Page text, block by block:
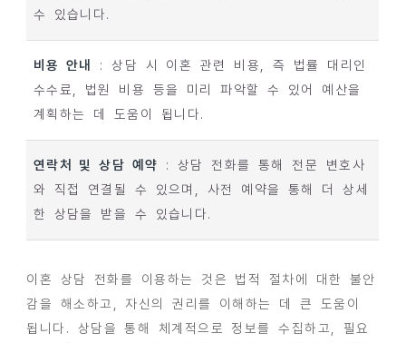
수 있습니다.
비용 안내
: 상담 시 이혼 관련 비용, 즉 법률 대리인
수수료, 법원 비용 등을 미리 파악할 수 있어 예산을
계획하는 데 도움이 됩니다.
연락처 및 상담 예약 : 상담 전화를 통해 전문 변호사
와 직접 연결될 수 있으며, 사전 예약을 통해 더 상세
한 상담을 받을 수 있습니다.
이혼 상담 전화를 이용하는 것은 법적 절차에 대한 불안
감을 해소하고, 자신의 권리를 이해하는 데 큰 도움이
됩니다. 상담을 통해 체계적으로 정보를 수집하고, 필요